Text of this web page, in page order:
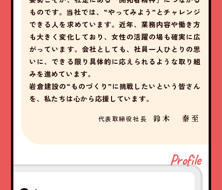
ものです。当社では、“やってみよう”とチャレンジ
できる人を求めています。近年、業務内容や働き方
も大きく変化しており、女性の活躍の場も確実に広
がっています。会社としても、社員一人ひとりの思
いに、できる限り具体的に応えられるような取り組
みを進めています。
岩倉建設の“ものづくり”に挑戦したいという皆さん
を、私たちは心から応援しています。
代表取締役社長 鈴木 泰至
Profile